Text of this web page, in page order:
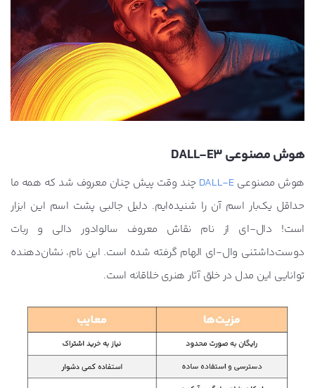
هوش مصنوعی DALL-E3
هوش مصنوعیDALL-E چند وقت پیش چنان معروف شد که همه ما
حداقل یک‌بار اسم آن را شنیده‌ایم. دلیل جالبی پشت اسم این ابزار
است! دال-ای از نام نقاش معروف سالوادور دالی و ربات
دوست‌داشتنی وال-ای الهام گرفته شده است. این نام، نشان‌دهنده
توانایی این مدل در خلق آثار هنری خلاقانه است.